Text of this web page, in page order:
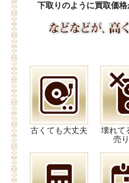
下取りのように買取価格
古くても大丈夫
壊れて
売